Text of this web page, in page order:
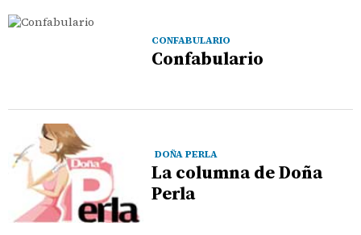
CONFABULARIO
Confabulario
DOÑA PERLA
La columna de Doña
Perla